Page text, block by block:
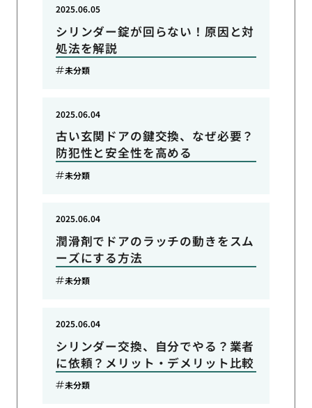
シリンダー錠が回らない！原因と対
処法を解説
2025.06.05
未分類
古い玄関ドアの鍵交換、なぜ必要？
防犯性と安全性を高める
2025.06.04
未分類
潤滑剤でドアのラッチの動きをスム
ーズにする方法
2025.06.04
未分類
シリンダー交換、自分でやる？業者
に依頼？メリット・デメリット比較
2025.06.04
未分類